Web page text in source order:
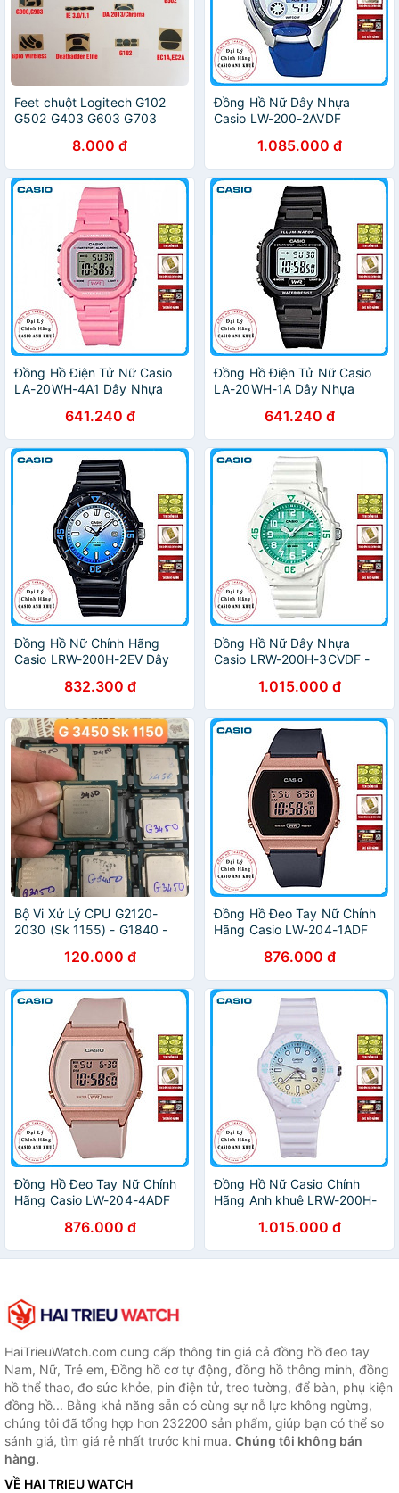
Feet chuột Logitech G102
G502 G403 G603 G703
G305 G-Pro-Wirelss
G300/300s MX-Maxter-V1,2
G900
8.000 đ
Đồng Hồ Nữ Dây Nhựa
Casio LW-200-2AVDF
1.085.000 đ
Đồng Hồ Điện Tử Nữ Casio
LA-20WH-4A1 Dây Nhựa
641.240 đ
Đồng Hồ Điện Tử Nữ Casio
LA-20WH-1A Dây Nhựa
641.240 đ
Đồng Hồ Nữ Chính Hãng
Casio LRW-200H-2EV Dây
832.300 đ
Đồng Hồ Nữ Dây Nhựa
Casio LRW-200H-3CVDF -
1.015.000 đ
Bộ Vi Xử Lý CPU G2120-
2030 (Sk 1155) - G1840 -
3450 (Sk 1150) Giá Rẻ
Chuẩn - Vi Tính Bắc Hải
120.000 đ
Đồng Hồ Đeo Tay Nữ Chính
Hãng Casio LW-204-1ADF
876.000 đ
Đồng Hồ Đeo Tay Nữ Chính
Hãng Casio LW-204-4ADF
876.000 đ
Đồng Hồ Nữ Casio Chính
Hãng Anh khuê LRW-200H-
Hiệu Nhật Bản1.015.000 đ
HaiTrieuWatch.com cung cấp thông tin giá cả đồng hồ đeo tay
Nam, Nữ, Trẻ em, Đồng hồ cơ tự động, đồng hồ thông minh, đồng
hồ thể thao, đo sức khỏe, pin điện tử, treo tường, để bàn, phụ kiện
đồng hồ... Bằng khả năng sẵn có cùng sự nỗ lực không ngừng,
chúng tôi đã tổng hợp hơn 232200 sản phẩm, giúp bạn có thể so
sánh giá, tìm giá rẻ nhất trước khi mua. Chúng tôi không bán
hàng.
VỀ HAI TRIEU WATCH